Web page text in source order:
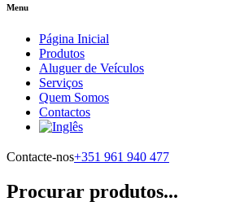
Menu
Página Inicial
Produtos
Aluguer de Veículos
Serviços
Quem Somos
Contactos
Contacte-nos+351 961 940 477
Procurar produtos...